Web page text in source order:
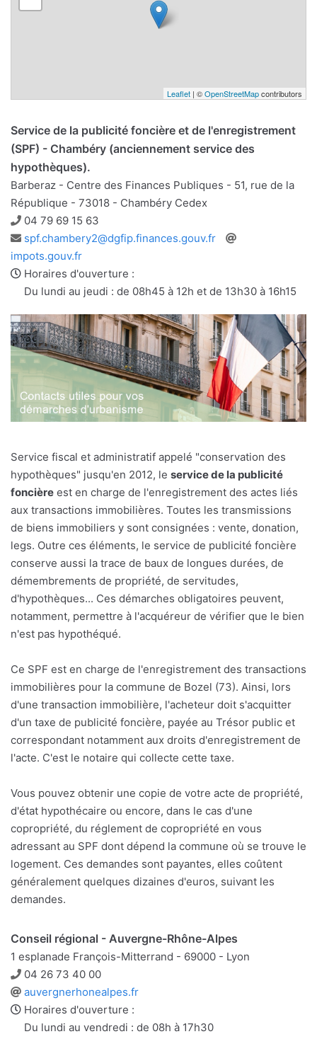
Leaflet | ©OpenStreetMapcontributors
Service de la publicité foncière et de l'enregistrement
(SPF) - Chambéry (anciennement service des
hypothèques).
Barberaz - Centre des Finances Publiques - 51, rue de la
République - 73018 - Chambéry Cedex
Téléphone
04 79 69 15 63
Adresse
e-
mail
spf.chambery2@dgfip.finances.gouv.fr
impots.gouv.fr
Horaires d'ouverture :
Du lundi au jeudi : de 08h45 à 12h et de 13h30 à 16h15
Service fiscal et administratif appelé "conservation des
hypothèques" jusqu'en 2012, le service de la publicité
foncière est en charge de l'enregistrement des actes liés
aux transactions immobilières. Toutes les transmissions
de biens immobiliers y sont consignées : vente, donation,
legs. Outre ces éléments, le service de publicité foncière
conserve aussi la trace de baux de longues durées, de
démembrements de propriété, de servitudes,
d'hypothèques... Ces démarches obligatoires peuvent,
notamment, permettre à l'acquéreur de vérifier que le bien
n'est pas hypothéqué.
Ce SPF est en charge de l'enregistrement des transactions
immobilières pour la commune de Bozel (73). Ainsi, lors
d'une transaction immobilière, l'acheteur doit s'acquitter
d'un taxe de publicité foncière, payée au Trésor public et
correspondant notamment aux droits d'enregistrement de
l'acte. C'est le notaire qui collecte cette taxe.
Vous pouvez obtenir une copie de votre acte de propriété,
d'état hypothécaire ou encore, dans le cas d'une
copropriété, du réglement de copropriété en vous
adressant au SPF dont dépend la commune où se trouve le
logement. Ces demandes sont payantes, elles coûtent
généralement quelques dizaines d'euros, suivant les
demandes.
Conseil régional - Auvergne-Rhône-Alpes
1 esplanade François-Mitterrand - 69000 - Lyon
Téléphone
04 26 73 40 00
Site
web
auvergnerhonealpes.fr
Horaires d'ouverture :
Du lundi au vendredi : de 08h à 17h30